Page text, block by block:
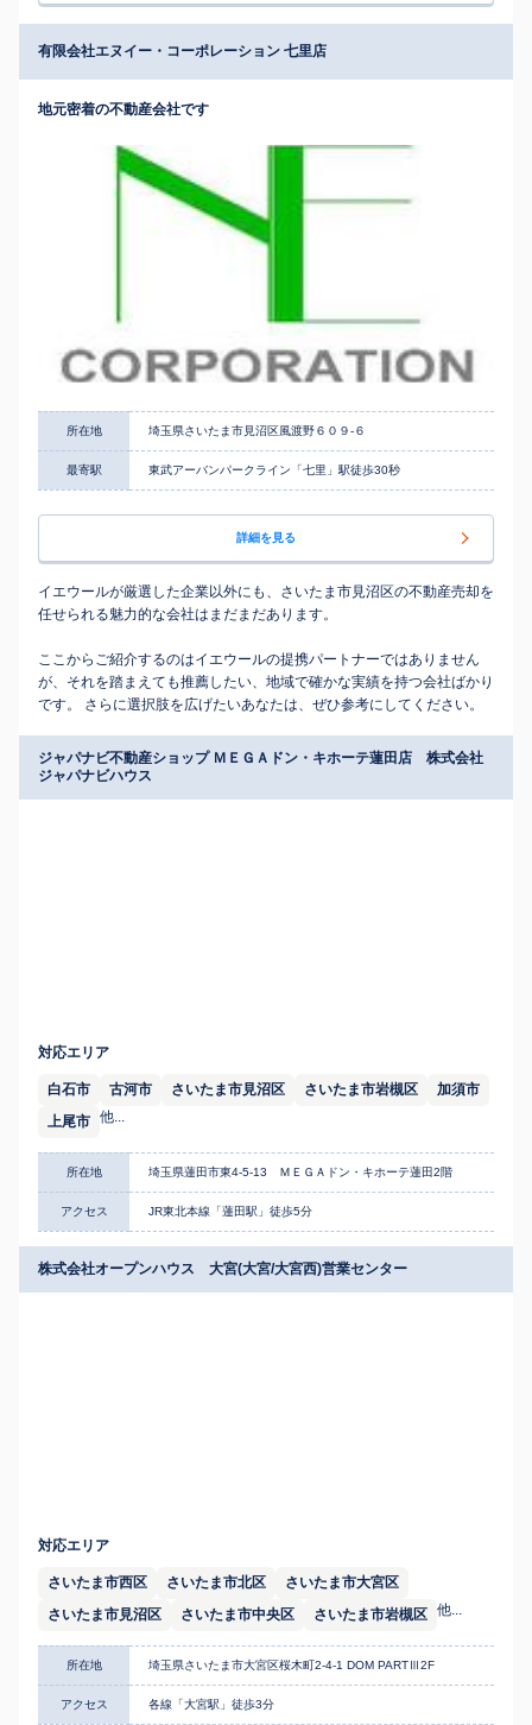
有限会社エヌイー・コーポレーション 七里店
地元密着の不動産会社です
所在地 埼玉県さいたま市見沼区風渡野６０９-６
最寄駅 東武アーバンパークライン「七里」駅徒歩30秒
詳細を見る
イエウールが厳選した企業以外にも、さいたま市見沼区の不動産売却を
任せられる魅力的な会社はまだまだあります。
ここからご紹介するのはイエウールの提携パートナーではありません
が、それを踏まえても推薦したい、地域で確かな実績を持つ会社ばかり
です。 さらに選択肢を広げたいあなたは、ぜひ参考にしてください。
ジャパナビ不動産ショップ ＭＥＧＡドン・キホーテ蓮田店 株式会社
ジャパナビハウス
対応エリア
白石市 古河市 さいたま市見沼区 さいたま市岩槻区
加須市
上尾市 他...
所在地 埼玉県蓮田市東4-5-13 ＭＥＧＡドン・キホーテ蓮田2階
アクセス JR東北本線「蓮田駅」徒歩5分
株式会社オープンハウス 大宮(大宮/大宮西)営業センター
対応エリア
さいたま市西区 さいたま市北区
さいたま市大宮区
さいたま市見沼区
さいたま市中央区 さいたま市岩槻区 他...
所在地 埼玉県さいたま市大宮区桜木町2-4-1 DOM PARTⅢ2F
アクセス 各線「大宮駅」徒歩3分